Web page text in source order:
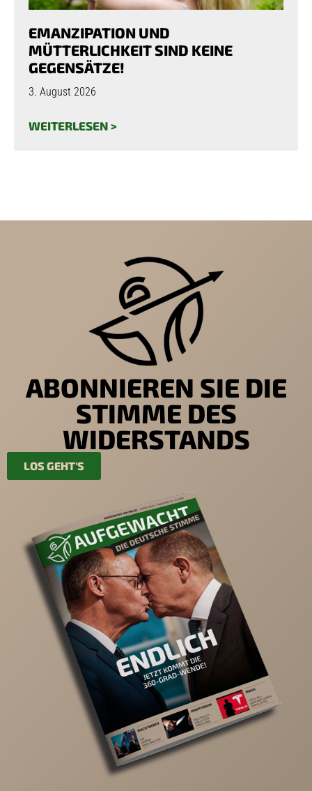
EMANZIPATION UND
MÜTTERLICHKEIT SIND KEINE
GEGENSÄTZE!
3. August 2026
WEITERLESEN >
ABONNIEREN SIE DIE
STIMME DES
WIDERSTANDS
LOS GEHT'S